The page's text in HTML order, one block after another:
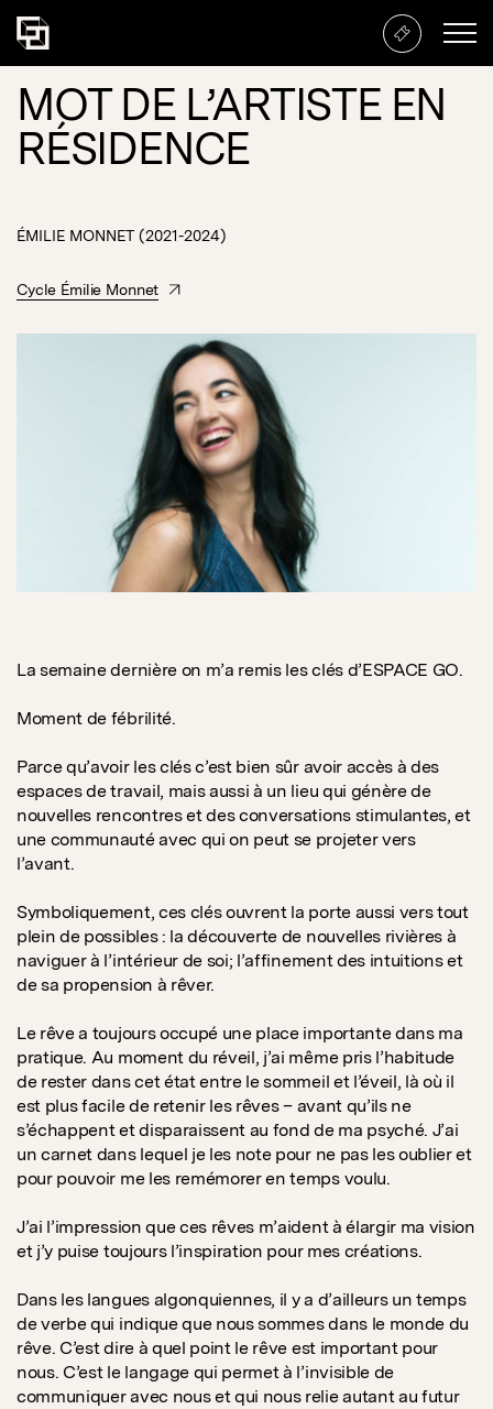
MOT DE L’ARTISTE EN
RÉSIDENCE
ÉMILIE MONNET (2021-2024)
Cycle Émilie Monnet
La semaine dernière on m’a remis les clés d’ESPACE GO.
Moment de fébrilité.
Parce qu’avoir les clés c’est bien sûr avoir accès à des
espaces de travail, mais aussi à un lieu qui génère de
nouvelles rencontres et des conversations stimulantes, et
une communauté avec qui on peut se projeter vers
l’avant.
Symboliquement, ces clés ouvrent la porte aussi vers tout
plein de possibles : la découverte de nouvelles rivières à
naviguer à l’intérieur de soi; l’affinement des intuitions et
de sa propension à rêver.
Le rêve a toujours occupé une place importante dans ma
pratique. Au moment du réveil, j’ai même pris l’habitude
de rester dans cet état entre le sommeil et l’éveil, là où il
est plus facile de retenir les rêves – avant qu’ils ne
s’échappent et disparaissent au fond de ma psyché. J’ai
un carnet dans lequel je les note pour ne pas les oublier et
pour pouvoir me les remémorer en temps voulu.
J’ai l’impression que ces rêves m’aident à élargir ma vision
et j’y puise toujours l’inspiration pour mes créations.
Dans les langues algonquiennes, il y a d’ailleurs un temps
de verbe qui indique que nous sommes dans le monde du
rêve. C’est dire à quel point le rêve est important pour
nous. C’est le langage qui permet à l’invisible de
communiquer avec nous et qui nous relie autant au futur